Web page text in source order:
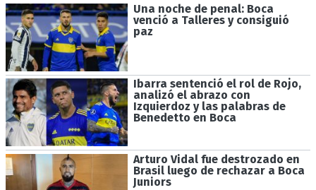
Una noche de penal: Boca
venció a Talleres y consiguió
paz
Ibarra sentenció el rol de Rojo,
analizó el abrazo con
Izquierdoz y las palabras de
Benedetto en Boca
Arturo Vidal fue destrozado en
Brasil luego de rechazar a Boca
Juniors